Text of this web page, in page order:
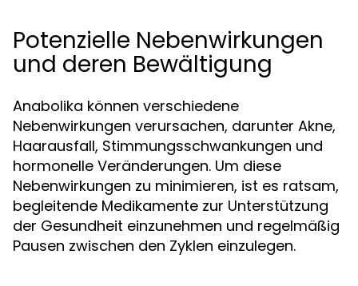
Potenzielle Nebenwirkungen
und deren Bewältigung
Anabolika können verschiedene
Nebenwirkungen verursachen, darunter Akne,
Haarausfall, Stimmungsschwankungen und
hormonelle Veränderungen. Um diese
Nebenwirkungen zu minimieren, ist es ratsam,
begleitende Medikamente zur Unterstützung
der Gesundheit einzunehmen und regelmäßig
Pausen zwischen den Zyklen einzulegen.